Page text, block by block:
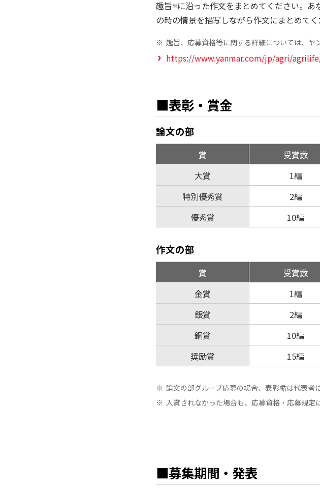
趣旨※ に沿った作文をまとめてください。
の時の情景を描写しながら作文にまとめてく
※ 趣旨、応募資格等に関する詳細については、ヤ
https://www.yanmar.com/jp/agri/
■表彰・賞金
論文の部
賞 受賞数
大賞
1編
特別優秀賞
2編
優秀賞
10編
作文の部
賞 受賞数
金賞
1編
銀賞
2編
銅賞
10編
奨励賞
15編
※ 論文の部グループ応募の場合、表彰楯は代表者
※ 入賞されなかった場合も、応募資格・応募規定
■募集期間・発表